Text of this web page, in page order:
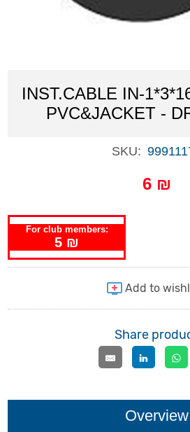
INST.CABLE IN-
PVC&JACKET -
SKU:
6 ₪
For club members:
5 ₪
Share
Overview